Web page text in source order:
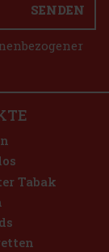
SENDEN
Tabak